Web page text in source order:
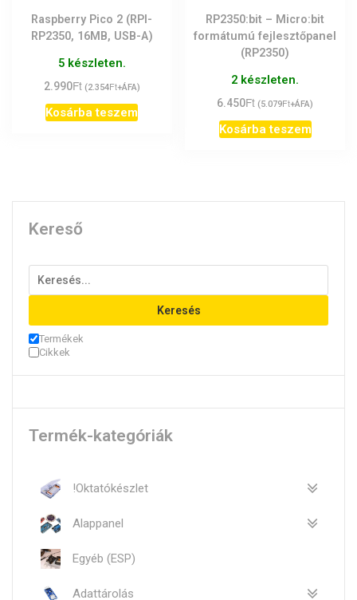
Raspberry Pico 2 (RPI-
RP2350, 16MB, USB-A)
5 készleten.
2.990Ft (2.354Ft+ÁFA)
Kosárba teszem
RP2350:bit – Micro:bit
formátumú fejlesztőpanel
(RP2350)
2 készleten.
6.450Ft (5.079Ft+ÁFA)
Kosárba teszem
Kereső
Keresés
Termékek
Cikkek
Termék-kategóriák
!Oktatókészlet
Alappanel
Egyéb (ESP)
Adattárolás